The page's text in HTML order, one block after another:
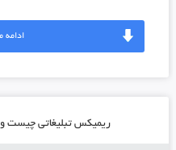
ادامه
ریمیکس تبلیغاتی چیست و